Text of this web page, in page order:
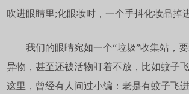
吹进眼睛里;化眼妆时，一个手抖化妆品掉
我们的眼睛宛如一个“垃圾”收集站，要
异物，甚至还被活物盯着不放，比如蚊子
这里，曾经有人问过小编：老是有蚊子飞